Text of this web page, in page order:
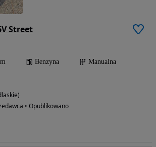
Street
Benzyna
Manualna
• Opublikowano